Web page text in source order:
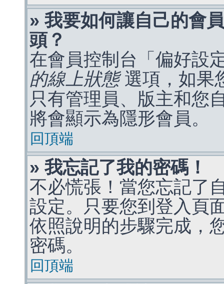
» 我要如何讓自己的會
頭？
在會員控制台「偏好設
的線上狀態選項，如果
只有管理員、版主和您
將會顯示為隱形會員。
回頂端
» 我忘記了我的密碼！
不必慌張！當您忘記了
設定。只要您到登入頁
依照說明的步驟完成，
密碼。
回頂端